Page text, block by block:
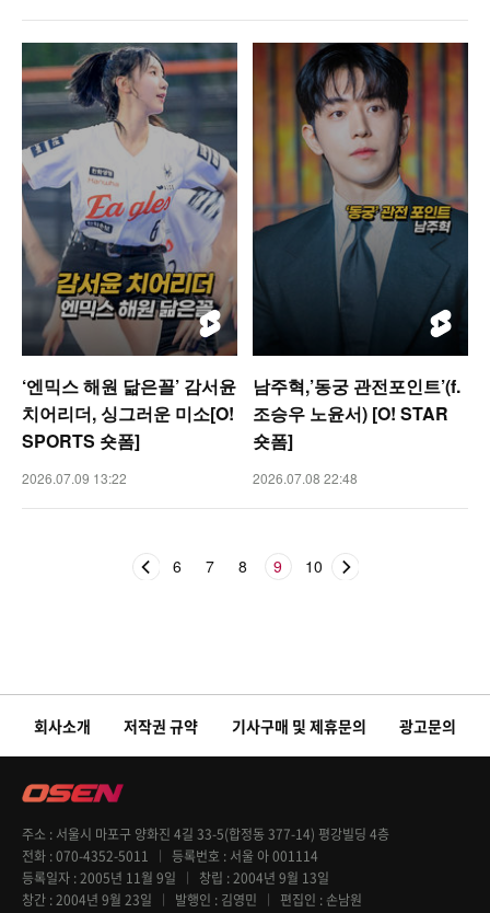
‘엔믹스 해원 닮은꼴’ 감서윤
치어리더, 싱그러운 미소[O!
SPORTS 숏폼]
2026.07.09 13:22
남주혁,’동궁 관전포인트’(f.
조승우 노윤서) [O! STAR
숏폼]
2026.07.08 22:48
6 7 8 9 10
회사소개 저작권 규약 기사구매 및 제휴문의 광고문의
주소
서울시 마포구 양화진 4길 33-5(합정동 377-14) 평강빌딩 4층
전화 070-4352-5011 등록번호
서울 아 001114
등록일자 2005년 11월 9일 창립 2004년 9월 13일
창간 2004년 9월 23일 발행인 김영민 편집인
손남원